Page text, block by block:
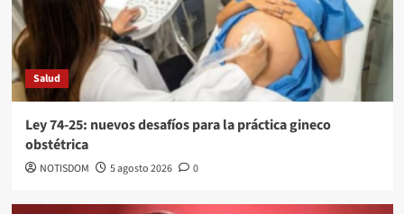
Salud
Ley 74-25: nuevos desafíos para la práctica gineco
obstétrica
NOTISDOM 5 agosto 2026 0